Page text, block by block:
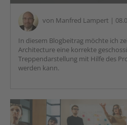
von Manfred Lampert |
In diesem Blogbeitrag möchte ich
Architecture eine korrekte
Treppendarstellung mit Hilfe des
werden kann.